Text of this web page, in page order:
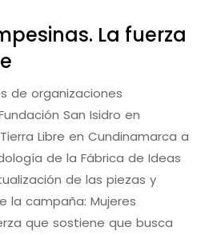
La fuerza
de organizaciones
San Isidro en
Libre en Cundinamarca a
de la Fábrica de Ideas
de las piezas y
la campaña: Mujeres
que sostiene que busca